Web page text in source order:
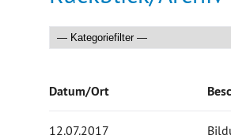
Datum/Ort
12.07.2017